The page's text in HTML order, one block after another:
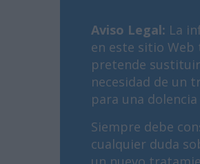
Aviso Legal: La
en este sitio Web
pretende
necesidad de un
para una
Siempre debe
cualquier duda